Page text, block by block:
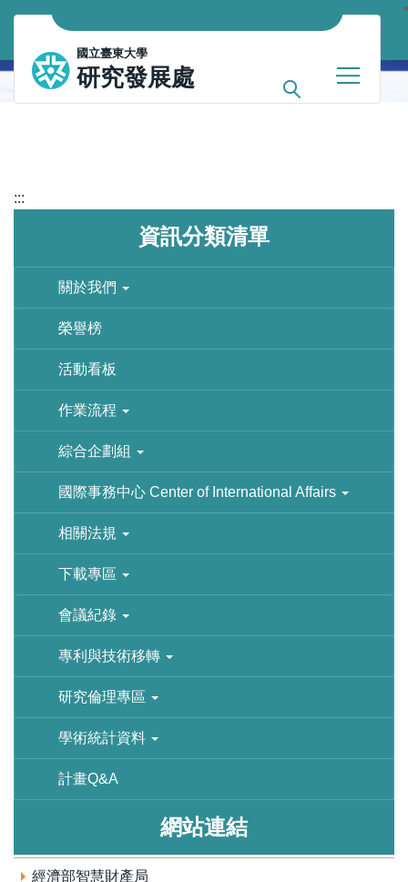
跳
主
內
國立臺東大學
研究發展處
:::
資訊分類清單
關於我們
榮譽榜
活動看板
作業流程
綜合企劃組
國際事務中心 Center of International Affairs
相關法規
下載專區
會議紀錄
專利與技術移轉
研究倫理專區
學術統計資料
計畫Q&A
網站連結
經濟部智慧財產局